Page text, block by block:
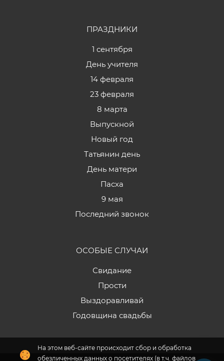
На этом веб-сайте происходит сбор и обработка
обезличенных данных о посетителях (в т.ч. файлов
ПРАЗДНИКИ
1 сентября
День учителя
14 февраля
23 февраля
8 марта
Выпускной
Новый год
Татьянин день
День матери
Пасха
9 мая
Последний звонок
ОСОБЫЕ СЛУЧАИ
Свидание
Прости
Выздоравливай
Годовщина свадьбы